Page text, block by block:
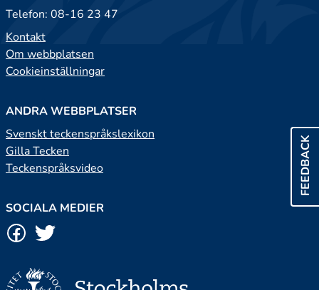
FEEDBACK
Telefon: 08-16 23 47
Kontakt
Om webbplatsen
Cookieinställningar
ANDRA WEBBPLATSER
Svenskt teckenspråkslexikon
Gilla Tecken
Teckenspråksvideo
SOCIALA MEDIER